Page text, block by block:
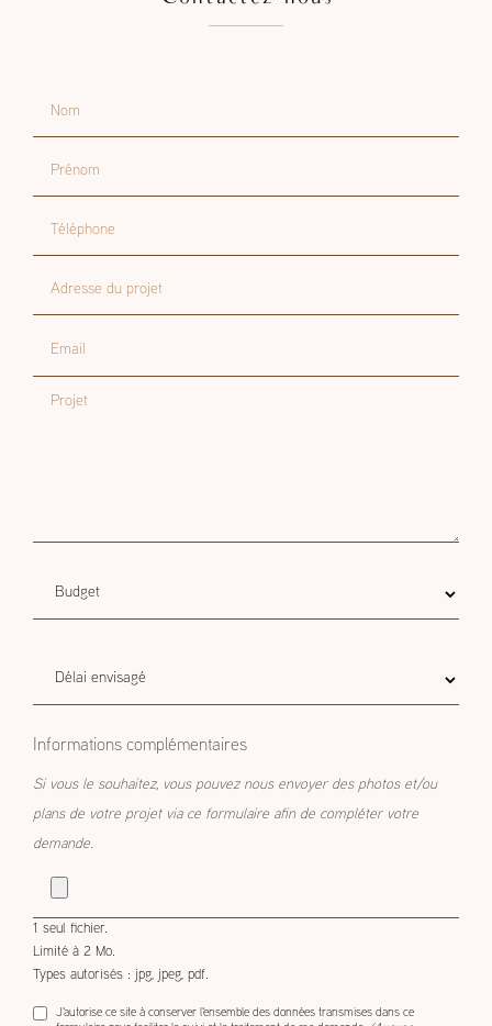
Nom
Prénom
Téléphone
Adresse du projet
Email
Projet
Budget
estimatif
Budget estimatif
Délai
envisagé
Délai envisagé
Informations complémentaires
Si vous le souhaitez, vous pouvez nous envoyer des photos et/ou
plans de votre projet via ce formulaire afin de compléter votre
demande.
1 seul fichier.
Limité à 2 Mo.
Types autorisés : jpg, jpeg, pdf.
J'autorise ce site à conserver l'ensemble des données transmises dans ce